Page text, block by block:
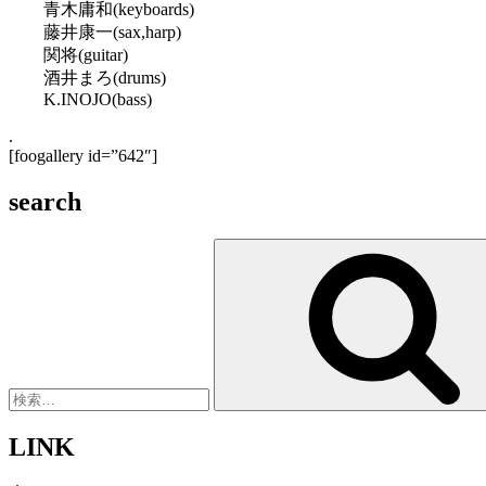
青木庸和(keyboards)
藤井康一(sax,harp)
関将(guitar)
酒井まろ(drums)
K.INOJO(bass)
.
[foogallery id=”642″]
search
LINK